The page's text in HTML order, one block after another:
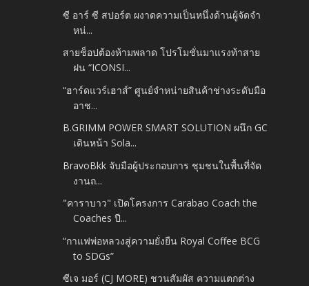
ซี อาร์ ซี สปอร์ต ผงาดความเป็นหนึ่งด้านผู้จัดจำ
หน่...
สายช็อปต้องห้ามพลาด โปรโมชั่นมาแรงท้าสาย
ฝน “ICONSI...
“ฮาร์ดแวร์เฮาส์” ศูนย์จำหน่ายสินค้าช่างระดับมือ
อาช...
B.GRIMM POWER SMART SOLUTION ผนึก GC
เดินหน้า Sola...
BravoBkk จับมือผู้ประกอบการ​ ชุมชนในพื้นที่จัด
งานถ...
"คาราบาว" เปิดโครงการ Carabao Coach the
Coaches ปี...
“กาแฟพ่อหลวงสู่ความยั่งยืน Royal Coffee BCG
to SDGs”
ซีเจ มอร์ (CJ MORE) ชวนสัมผัส ความแตกต่าง